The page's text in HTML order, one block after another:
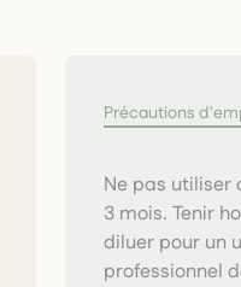
Précautions
Ne pas utiliser
3 mois. Tenir
diluer pour un
professionnel